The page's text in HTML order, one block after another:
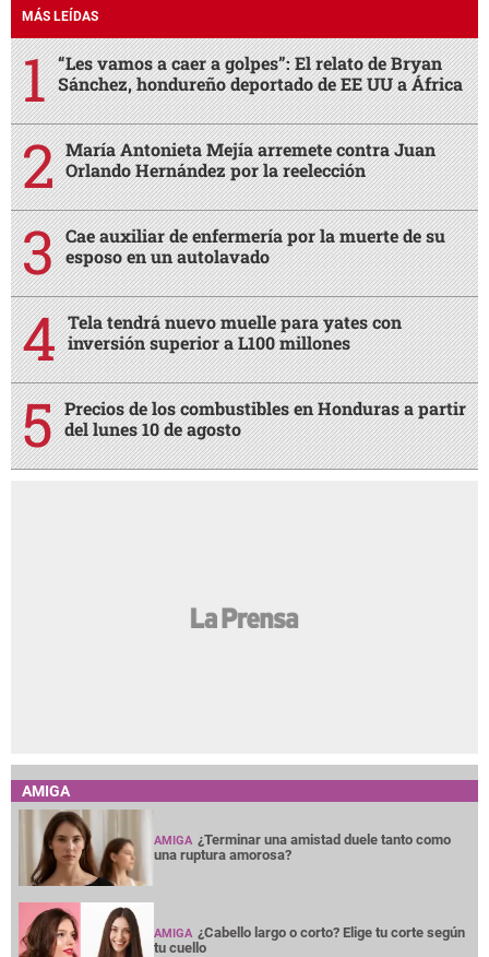
MÁS LEÍDAS
“Les vamos a caer a golpes”: El relato de Bryan
Sánchez, hondureño deportado de EE UU a África
María Antonieta Mejía arremete contra Juan
Orlando Hernández por la reelección
Cae auxiliar de enfermería por la muerte de su
esposo en un autolavado
Tela tendrá nuevo muelle para yates con
inversión superior a L100 millones
Precios de los combustibles en Honduras a partir
del lunes 10 de agosto
AMIGA
AMIGA ¿Terminar una amistad duele tanto como
una ruptura amorosa?
AMIGA ¿Cabello largo o corto? Elige tu corte según
tu cuello